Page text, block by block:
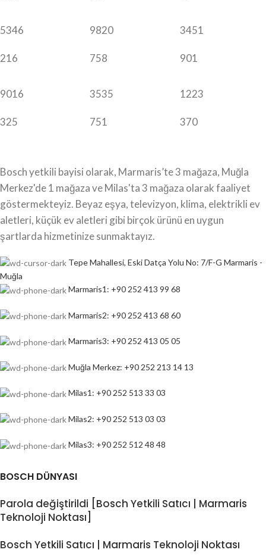
5346
216
9820
758
3451
901
9016
325
3535
751
1223
370
Bosch yetkili bayisi olarak, Marmaris’te 3 mağaza, Muğla
Merkez'de 1 mağaza ve Milas'ta 3 mağaza olarak faaliyet
göstermekteyiz. Beyaz eşya, televizyon, klima, elektrikli ev
aletleri, küçük ev aletleri gibi birçok ürünü en uygun
şartlarda hizmetinize sunmaktayız.
Tepe Mahallesi, Eski Datça Yolu No: 7/F-G Marmaris -
Muğla
Marmaris1: +90 252 413 99 68
Marmaris2: +90 252 413 68 60
Marmaris3: +90 252 413 05 05
Muğla Merkez: +90 252 213 14 13
Milas1: +90 252 513 33 03
Milas2: +90 252 513 03 03
Milas3: +90 252 512 48 48
BOSCH DÜNYASI
Parola değiştirildi [Bosch Yetkili Satıcı | Marmaris
Teknoloji Noktası]
Bosch Yetkili Satıcı | Marmaris Teknoloji Noktası